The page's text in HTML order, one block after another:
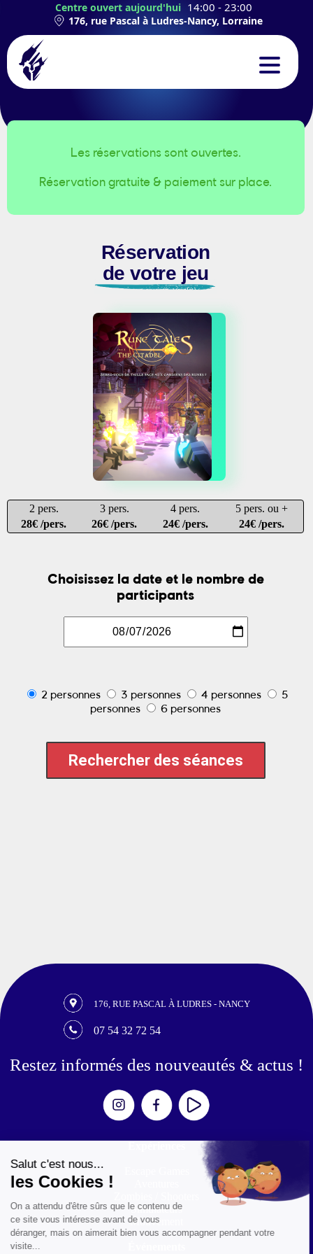
Centre ouvert aujourd'hui 14:00 - 23:00
176, rue Pascal à Ludres-Nancy, Lorraine
EXPÉRIENCES
TEAMBUILDING
Les réservations sont ouvertes.
Réservation gratuite & paiement sur place.
Réservation
de votre jeu
2 pers. 3 pers. 4 pers.
5 pers. ou +
28€ /pers.
26€ /pers. 24€ /pers. 24€ /pers.
Choisissez la date et le nombre de
participants
2 personnes 3 personnes 4 personnes
5
personnes
6 personnes
176, RUE PASCAL À LUDRES - NANCY
07 54 32 72 54
Restez informés des nouveautés & actus !
Simulateurs
Mouvement